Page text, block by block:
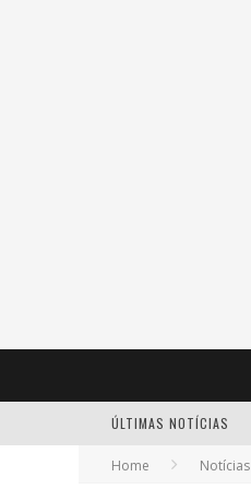
ÚLTIMAS NOTÍCIAS
Home Notícias